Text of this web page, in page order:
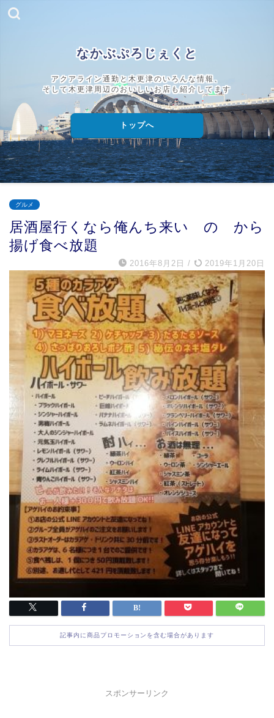
なかぶぷろじぇくと
アクアライン通勤と木更津のいろんな情報、
そして木更津周辺のおいしいお店も紹介してます
トップへ
グルメ
居酒屋行くなら俺んち来い の から
揚げ食べ放題
2016年8月2日 / 2019年1月20日
記事内に商品プロモーションを含む場合があります
スポンサーリンク